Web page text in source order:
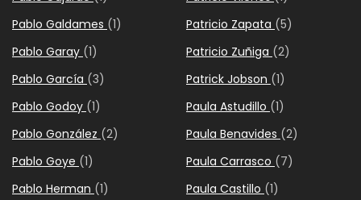
Pablo Galdames (1)
Pablo Garay (1)
Pablo García (3)
Pablo Godoy (1)
Pablo González (2)
Pablo Goye (1)
Pablo Herman (1)
Patricio Zapata (5)
Patricio Zuñiga (2)
Patrick Jobson (1)
Paula Astudillo (1)
Paula Benavides (2)
Paula Carrasco (7)
Paula Castillo (1)